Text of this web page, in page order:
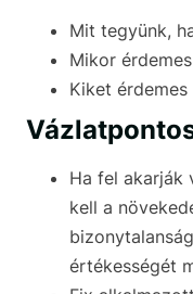
Mit tegyünk,
Mikor
Kiket
Ha fel akarják
kell a
értékességét